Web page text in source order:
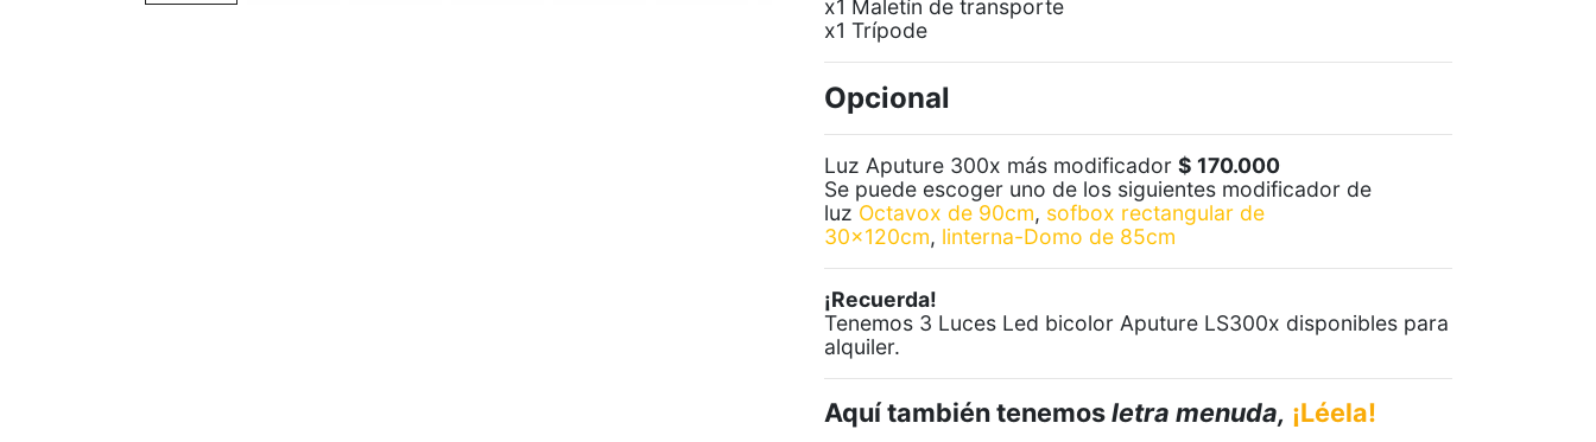
x1 Maletín de transporte
x1 Trípode
Opcional
Luz Aputure 300x más modificador$ 170.000
Se puede escoger uno de los siguientes modificador de
luz Octavox de 90cm, sofbox rectangular de
30x120cm, linterna-Domo de 85cm
¡Recuerda!
Tenemos 3 Luces Led bicolor Aputure LS300x disponibles para
alquiler.
Aquí también tenemosletra menuda, ¡Léela!